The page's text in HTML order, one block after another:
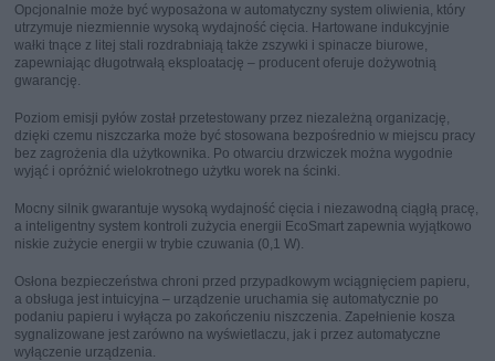
Opcjonalnie może być wyposażona w automatyczny system oliwienia, który
utrzymuje niezmiennie wysoką wydajność cięcia. Hartowane indukcyjnie
wałki tnące z litej stali rozdrabniają także zszywki i spinacze biurowe,
zapewniając długotrwałą eksploatację – producent oferuje dożywotnią
gwarancję.
Poziom emisji pyłów został przetestowany przez niezależną organizację,
dzięki czemu niszczarka może być stosowana bezpośrednio w miejscu pracy
bez zagrożenia dla użytkownika. Po otwarciu drzwiczek można wygodnie
wyjąć i opróżnić wielokrotnego użytku worek na ścinki.
Mocny silnik gwarantuje wysoką wydajność cięcia i niezawodną ciągłą pracę,
a inteligentny system kontroli zużycia energii EcoSmart zapewnia wyjątkowo
niskie zużycie energii w trybie czuwania (0,1 W).
Osłona bezpieczeństwa chroni przed przypadkowym wciągnięciem papieru,
a obsługa jest intuicyjna – urządzenie uruchamia się automatycznie po
podaniu papieru i wyłącza po zakończeniu niszczenia. Zapełnienie kosza
sygnalizowane jest zarówno na wyświetlaczu, jak i przez automatyczne
wyłączenie urządzenia.